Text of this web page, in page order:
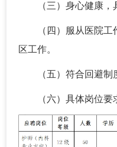
（三）身心健康
（四）服从医院
区工作。
（五）符合回避制
（六）具体岗位要